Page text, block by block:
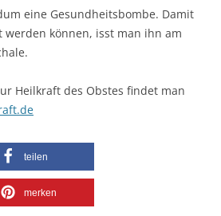
eine Gesundheitsbombe. Damit
werden können, isst man ihn am
Heilkraft des Obstes findet man
teilen
merken